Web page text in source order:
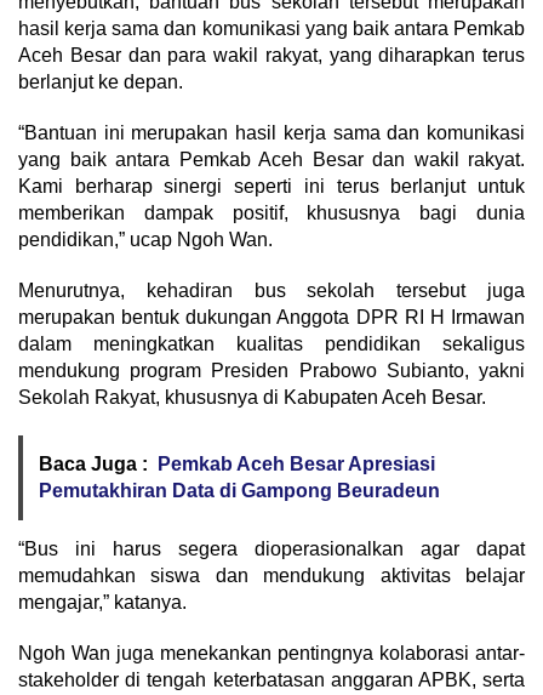
hasil kerja sama dan komunikasi yang baik antara Pemkab
Aceh Besar dan para wakil rakyat, yang diharapkan terus
berlanjut ke depan.
“Bantuan ini merupakan hasil kerja sama dan komunikasi
yang baik antara Pemkab Aceh Besar dan wakil rakyat.
Kami berharap sinergi seperti ini terus berlanjut untuk
memberikan dampak positif, khususnya bagi dunia
pendidikan,” ucap Ngoh Wan.
Menurutnya, kehadiran bus sekolah tersebut juga
merupakan bentuk dukungan Anggota DPR RI H Irmawan
dalam meningkatkan kualitas pendidikan sekaligus
mendukung program Presiden Prabowo Subianto, yakni
Sekolah Rakyat, khususnya di Kabupaten Aceh Besar.
Baca Juga :
Pemkab Aceh Besar Apresiasi
Pemutakhiran Data di Gampong Beuradeun
“Bus ini harus segera dioperasionalkan agar dapat
memudahkan siswa dan mendukung aktivitas belajar
mengajar,” katanya.
Ngoh Wan juga menekankan pentingnya kolaborasi antar-
stakeholder di tengah keterbatasan anggaran APBK, serta